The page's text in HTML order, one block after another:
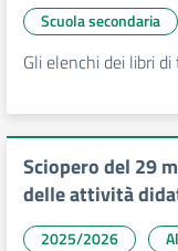
Scuola secondaria
Gli elenchi dei libri
Sciopero del 29
delle attività
2025/2026